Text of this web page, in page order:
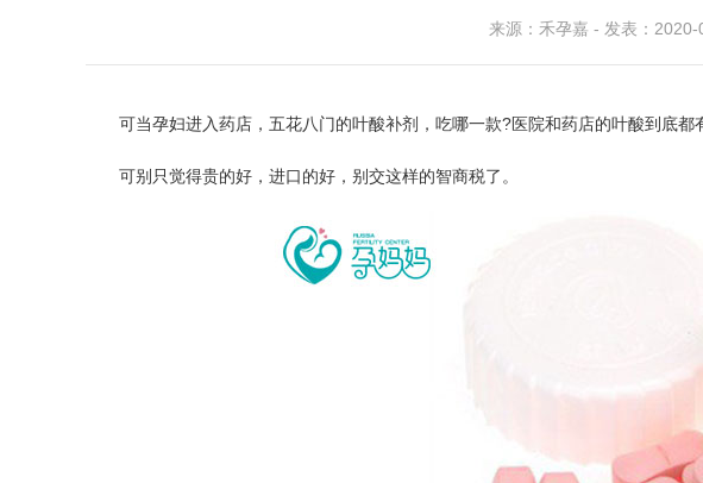
来源：禾孕嘉 - 发表：2020-
可当孕妇进入药店，五花八门的叶酸补剂，吃哪一款?医院和药店的叶酸到底
可别只觉得贵的好，进口的好，别交这样的智商税了。